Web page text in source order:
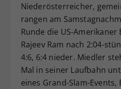
Niederösterreicher,
rangen am
Runde die US-
Rajeev Ram nach 2:04-
4:6, 6:4 nieder. Miedler
Mal in seiner Laufbahn
eines Grand-Slam-Events,